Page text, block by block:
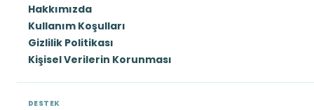
Hakkımızda
Kullanım Koşulları
Gizlilik Politikası
Kişisel Verilerin Korunması
DESTEK